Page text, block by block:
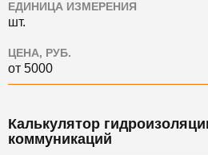
ЕДИНИЦА ИЗМЕРЕНИЯ
шт.
ЦЕНА, РУБ.
от 5000
Калькулятор
коммуникаций